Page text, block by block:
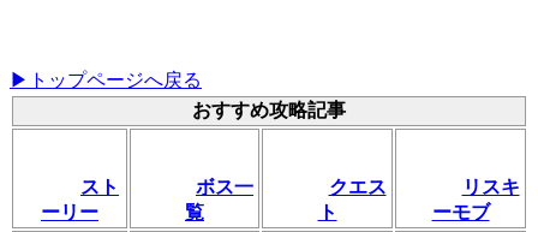
▶トップページへ戻る
おすすめ攻略記事
スト
ーリー
ボス一
覧
クエス
ト
リスキ
ーモブ